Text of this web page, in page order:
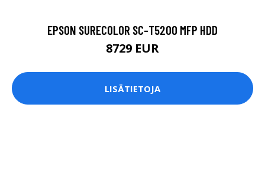
EPSON SURECOLOR SC-T5200 MFP HDD
8729 EUR
LISÄTIETOJA